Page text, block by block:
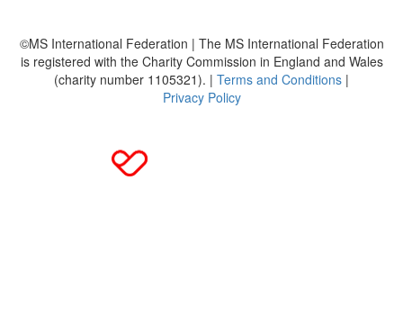
©MS International Federation | The MS International Federation
is registered with the Charity Commission in England and Wales
(charity number 1105321). | Terms and Conditions |
Privacy Policy